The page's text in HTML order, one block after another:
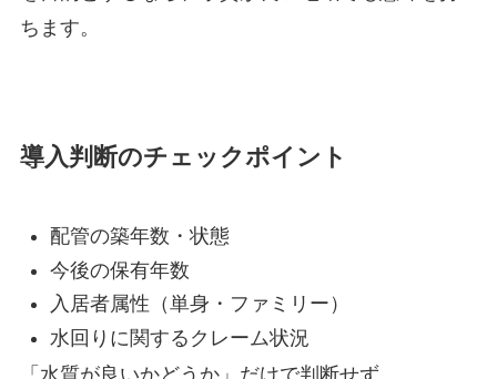
ちます。
導入判断のチェックポイント
配管の築年数・状態
今後の保有年数
入居者属性（単身・ファミリー）
水回りに関するクレーム状況